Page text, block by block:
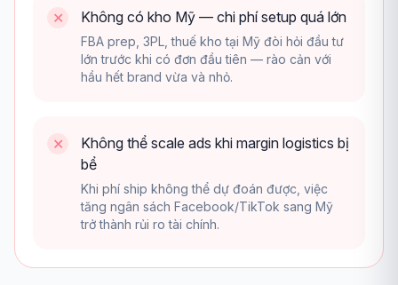
✕ Không có kho Mỹ — chi phí setup quá lớn
FBA prep, 3PL, thuế kho tại Mỹ đòi hỏi đầu tư
lớn trước khi có đơn đầu tiên — rào cản với
hầu hết brand vừa và nhỏ.
✕
Không thể scale ads khi margin logistics bị
bể
Khi phí ship không thể dự đoán được, việc
tăng ngân sách Facebook/TikTok sang Mỹ
trở thành rủi ro tài chính.